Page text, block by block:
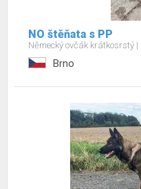
NO štěňata s PP
Německý ovčák krátkosrstý
Brno